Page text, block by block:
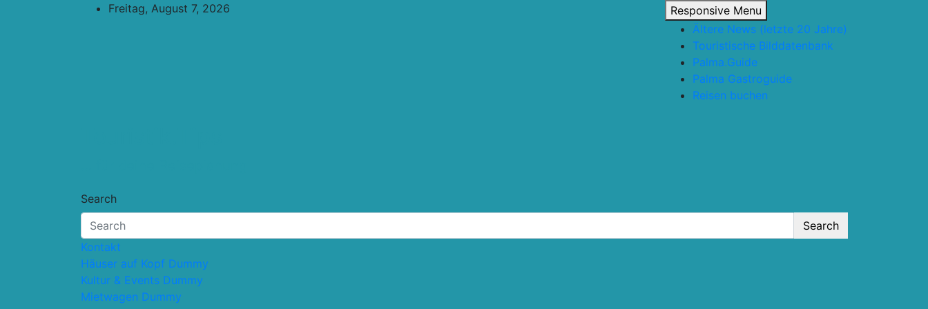
Freitag, August 7, 2026
Responsive Menu
Ältere News (letzte 20 Jahre)
Touristische Bilddatenbank
Palma.Guide
Palma Gastroguide
Reisen buchen
Search
Search
Kontakt
Häuser auf Kopf Dummy
Kultur & Events Dummy
Mietwagen Dummy